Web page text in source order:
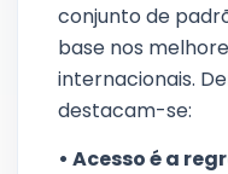
conjunto de
base nos
internacionais.
destacam-se:
• Acesso é a